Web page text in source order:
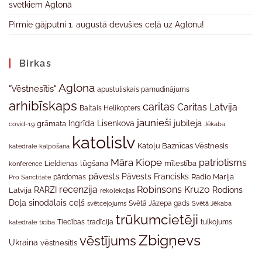
svētkiem Aglonā
Pirmie gājputni 1. augustā devušies ceļā uz Aglonu!
Birkas
"Vēstnesītis" Aglona apustuliskais pamudinājums
arhibīskaps Baltais Helikopters caritas Caritas Latvija
covid-19 grāmata Ingrīda Lisenkova jaunieši jubileja Jēkaba
katedrāle kalpošana katolislv Katoļu Baznīcas Vēstnesis
konference Lieldienas lūgšana Māra Kiope mīlestība patriotisms
Pro Sanctitate pārdomas pāvests Pāvests Francisks Radio Marija
Latvija RARZI recenzija rekolekcijas Robinsons Kruzo Rodions
Doļa sinodālais ceļš svētceļojums Svētā Jāzepa gads Svētā Jēkaba
katedrāle ticība Tiecības tradīcija trūkumcietēji tulkojums
Ukraina vēstnesītis vēstījumsZbigņevs